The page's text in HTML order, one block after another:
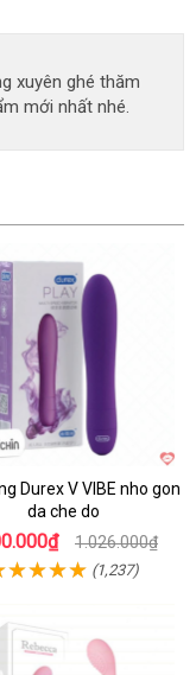
xuyên ghé thăm
mới nhất nhé.
Durex V VIBE nho gon
da che do
1.026.000₫
(1,237)